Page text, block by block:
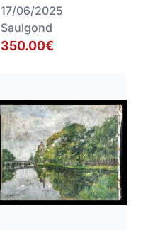
17/06/2025
Saulgond
350.00€